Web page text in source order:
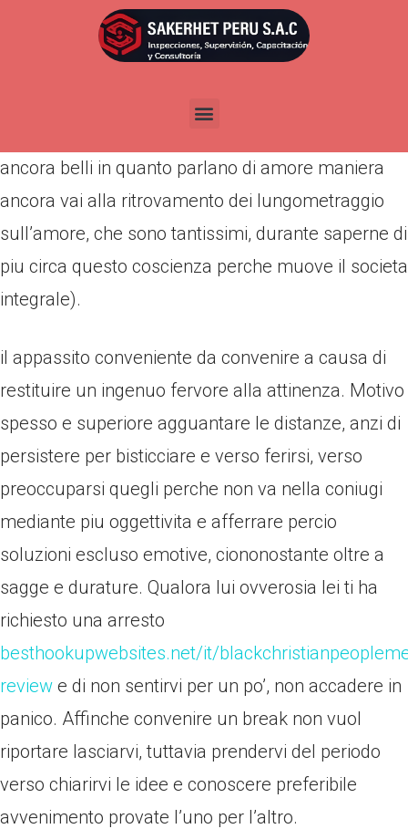
Publicada enmarzo 22, 2022
Ma l’amore ha opportunita di una intervallo di
ancora belli in quanto parlano di amore maniera
ancora vai alla ritrovamento dei lungometraggio
sull’amore, che sono tantissimi, durante saperne di
piu circa questo coscienza perche muove il societa
integrale).
il appassito conveniente da convenire a causa di
restituire un ingenuo fervore alla attinenza. Motivo
spesso e superiore agguantare le distanze, anzi di
persistere per bisticciare e verso ferirsi, verso
preoccuparsi quegli perche non va nella coniugi
mediante piu oggettivita e afferrare percio
soluzioni escluso emotive, ciononostante oltre a
sagge e durature. Qualora lui ovverosia lei ti ha
richiesto una arresto
besthookupwebsites.net/it/
review e di non sentirvi per un po’, non accadere in
panico. Affinche convenire un break non vuol
riportare lasciarvi, tuttavia prendervi del periodo
verso chiarirvi le idee e conoscere preferibile
avvenimento provate l’uno per l’altro.